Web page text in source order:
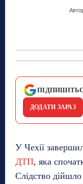
ДОДАТИ ЗАРАЗ
У Чехії
ДТП, яка
Слідство